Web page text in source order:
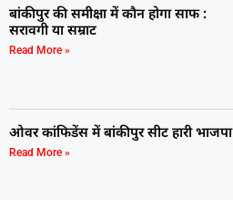
बांकीपुर की समीक्षा में कौन होगा साफ :
सरावगी या सम्राट
Read More »
ओवर कांफिडेंस में बांकीपुर सीट हारी भाजपा
Read More »